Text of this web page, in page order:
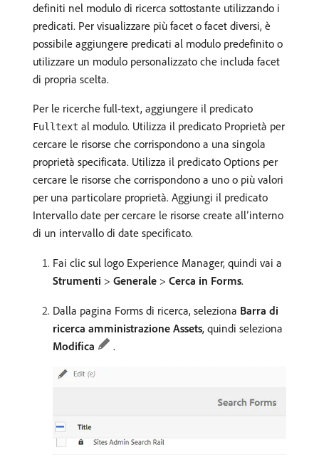
definiti nel modulo di ricerca sottostante utilizzando i
predicati. Per visualizzare più facet o facet diversi, è
possibile aggiungere predicati al modulo predefinito o
utilizzare un modulo personalizzato che includa facet
di propria scelta.
Per le ricerche full-text, aggiungere il predicato
Fulltext al modulo. Utilizza il predicato Proprietà per
cercare le risorse che corrispondono a una singola
proprietà specificata. Utilizza il predicato Options per
cercare le risorse che corrispondono a uno o più valori
per una particolare proprietà. Aggiungi il predicato
Intervallo date per cercare le risorse create all’interno
di un intervallo di date specificato.
Fai clic sul logo Experience Manager, quindi vai a
Strumenti > Generale > Cerca in Forms.
Dalla pagina Forms di ricerca, seleziona Barra di
ricerca amministrazione Assets, quindi seleziona
Modifica
.